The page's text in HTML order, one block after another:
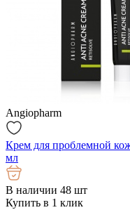
Angiopharm
Крем для проблемной
мл
В наличии 48 шт
Купить в 1 клик